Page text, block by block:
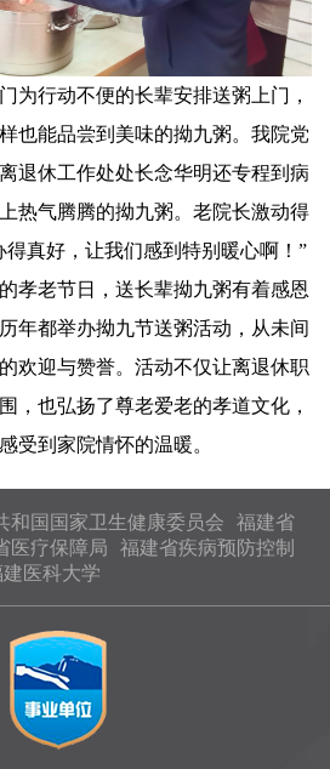
为行动不便的长辈安排送粥上门，
也能品尝到美味的拗九粥。我院党
退休工作处处长念华明还专程到病
热气腾腾的拗九粥。老院长激动得
真好，让我们感到特别暖心啊！”
孝老节日，送长辈拗九粥有着感恩
年都举办拗九节送粥活动，从未间
欢迎与赞誉。活动不仅让离退休职
，也弘扬了尊老爱老的孝道文化，
受到家院情怀的温暖。
和国国家卫生健康委员会
福建省
医疗保障局
福建省疾病预防控制
建医科大学